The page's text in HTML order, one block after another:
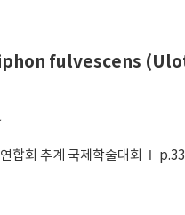
fulvescens
합회 추계 국제학술대회